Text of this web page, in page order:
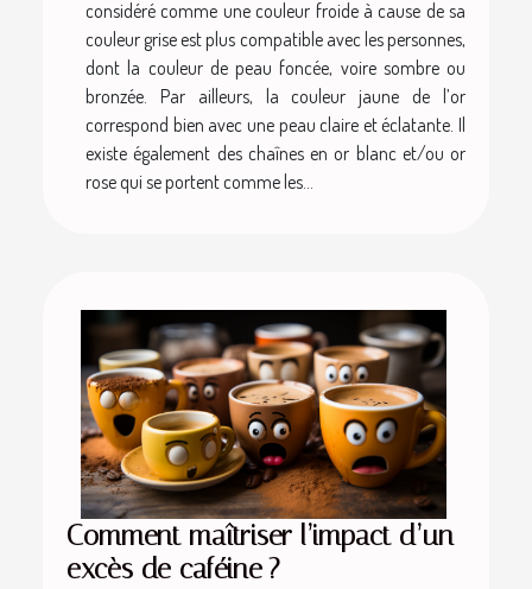
considéré comme une couleur froide à cause de sa
couleur grise est plus compatible avec les personnes,
dont la couleur de peau foncée, voire sombre ou
bronzée. Par ailleurs, la couleur jaune de l’or
correspond bien avec une peau claire et éclatante. Il
existe également des chaînes en or blanc et/ou or
rose qui se portent comme les...
Comment maîtriser l’impact d’un
excès de caféine ?